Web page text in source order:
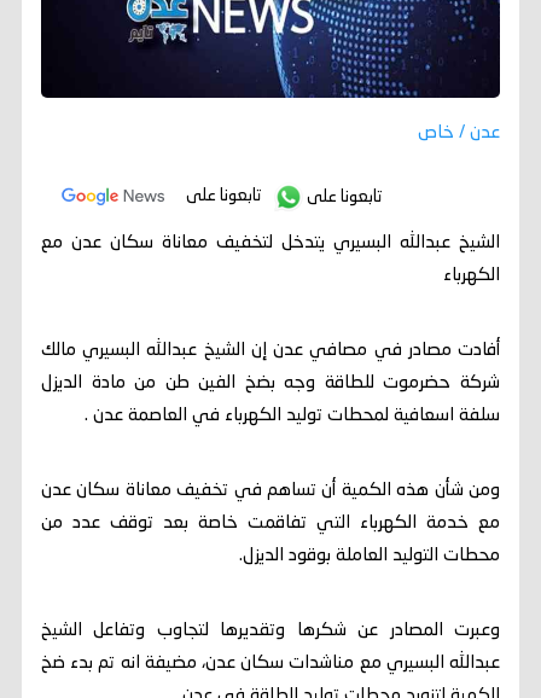
عدن / خاص
تابعونا على تابعونا على
الشيخ عبدالله البسيري يتدخل لتخفيف معاناة سكان عدن مع
الكهرباء
أفادت مصادر في مصافي عدن إن الشيخ عبدالله البسيري مالك
شركة حضرموت للطاقة وجه بضخ الفين طن من مادة الديزل
سلفة اسعافية لمحطات توليد الكهرباء في العاصمة عدن .
ومن شأن هذه الكمية أن تساهم في تخفيف معاناة سكان عدن
مع خدمة الكهرباء التي تفاقمت خاصة بعد توقف عدد من
محطات التوليد العاملة بوقود الديزل.
وعبرت المصادر عن شكرها وتقديرها لتجاوب وتفاعل الشيخ
عبدالله البسيري مع مناشدات سكان عدن، مضيفة انه تم بدء ضخ